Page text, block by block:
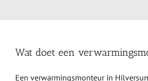
Wat doet een
Een verwarmingsmonteur in